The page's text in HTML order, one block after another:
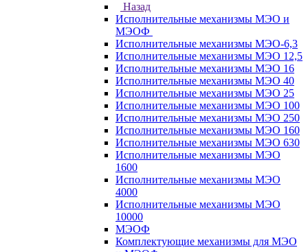
Назад
Исполнительные механизмы МЭО и
МЭОФ
Исполнительные механизмы МЭО-6,3
Исполнительные механизмы МЭО 12,5
Исполнительные механизмы МЭО 16
Исполнительные механизмы МЭО 40
Исполнительные механизмы МЭО 25
Исполнительные механизмы МЭО 100
Исполнительные механизмы МЭО 250
Исполнительные механизмы МЭО 160
Исполнительные механизмы МЭО 630
Исполнительные механизмы МЭО
1600
Исполнительные механизмы МЭО
4000
Исполнительные механизмы МЭО
10000
МЭОФ
Комплектующие механизмы для МЭО